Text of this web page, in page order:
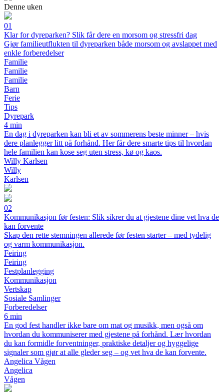
Denne uken
01
Klar for dyreparken? Slik får dere en morsom og stressfri dag
Gjør familieutflukten til dyreparken både morsom og avslappet med
enkle forberedelser
Familie
Familie
Familie
Barn
Ferie
Tips
Dyrepark
4 min
En dag i dyreparken kan bli et av sommerens beste minner – hvis
dere planlegger litt på forhånd. Her får dere smarte tips til hvordan
hele familien kan kose seg uten stress, kø og kaos.
Willy Karlsen
Willy
Karlsen
02
Kommunikasjon før festen: Slik sikrer du at gjestene dine vet hva de
kan forvente
Skap den rette stemningen allerede før festen starter – med tydelig
og varm kommunikasjon.
Feiring
Feiring
Festplanlegging
Kommunikasjon
Vertskap
Sosiale Samlinger
Forberedelser
6 min
En god fest handler ikke bare om mat og musikk, men også om
hvordan du kommuniserer med gjestene på forhånd. Lær hvordan
du kan formidle forventninger, praktiske detaljer og hyggelige
signaler som gjør at alle gleder seg – og vet hva de kan forvente.
Angelica Vågen
Angelica
Vågen